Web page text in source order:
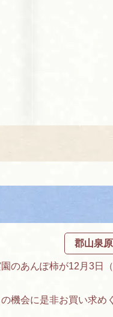
郡山泉
のあんぽ柿が12月3日
機会に是非お買い求め